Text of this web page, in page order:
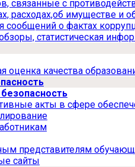
связанные с
расходах,об имуществе и
сообщений о фактах
статистическая
оценка качества
акты в сфере
представителям
сайты